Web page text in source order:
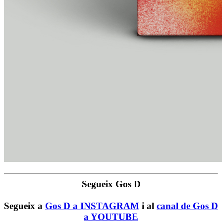
Segueix Gos D
Segueix a Gos D a INSTAGRAM i al canal de Gos D
a YOUTUBE